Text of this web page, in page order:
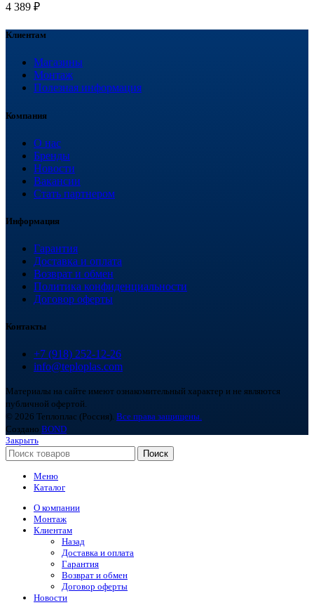
4 389 ₽
Клиентам
Магазины
Монтаж
Полезная информация
Компания
О нас
Бренды
Новости
Вакансии
Стать партнером
Информация
Гарантия
Доставка и оплата
Возврат и обмен
Политика конфиденциальности
Договор оферты
Контакты
+7 (918) 252-12-26
info@teploplas.com
Материалы на сайте имеют ознакомительный характер и не являются
публичной офертой.
© 2026 Теплоплас (Россия). Все права защищены.
Создано BOND
Закрыть
Поиск
Меню
Каталог
О компании
Монтаж
Клиентам
Назад
Доставка и оплата
Гарантия
Возврат и обмен
Договор оферты
Новости